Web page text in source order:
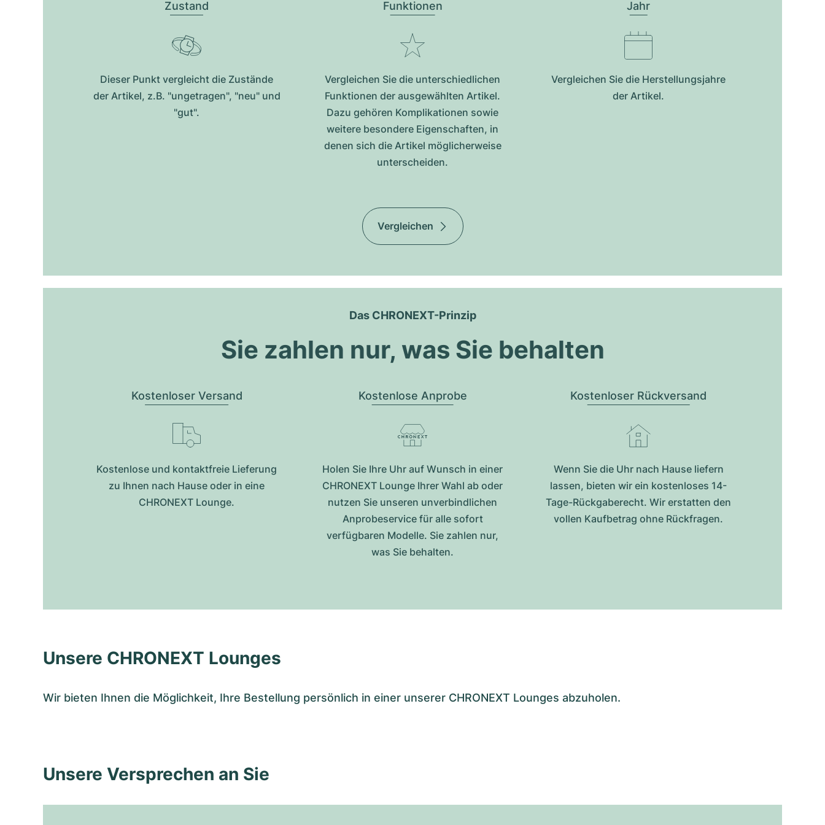
Zustand
Dieser Punkt vergleicht die Zustände
der Artikel, z.B. "ungetragen", "neu" und
"gut".
Funktionen
Vergleichen Sie die unterschiedlichen
Funktionen der ausgewählten Artikel.
Dazu gehören Komplikationen sowie
weitere besondere Eigenschaften, in
denen sich die Artikel möglicherweise
unterscheiden.
Jahr
Vergleichen Sie die Herstellungsjahre
der Artikel.
Vergleichen
Das CHRONEXT-Prinzip
Sie zahlen nur, was Sie behalten
Kostenloser Versand
Kostenlose und kontaktfreie Lieferung
zu Ihnen nach Hause oder in eine
CHRONEXT Lounge.
Kostenlose Anprobe
Holen Sie Ihre Uhr auf Wunsch in einer
CHRONEXT Lounge Ihrer Wahl ab oder
nutzen Sie unseren unverbindlichen
Anprobeservice für alle sofort
verfügbaren Modelle. Sie zahlen nur,
was Sie behalten.
Kostenloser Rückversand
Wenn Sie die Uhr nach Hause liefern
lassen, bieten wir ein kostenloses 14-
Tage-Rückgaberecht. Wir erstatten den
vollen Kaufbetrag ohne Rückfragen.
Unsere CHRONEXT Lounges
Wir bieten Ihnen die Möglichkeit, Ihre Bestellung persönlich in einer unserer CHRONEXT Lounges abzuholen.
Unsere Versprechen an Sie